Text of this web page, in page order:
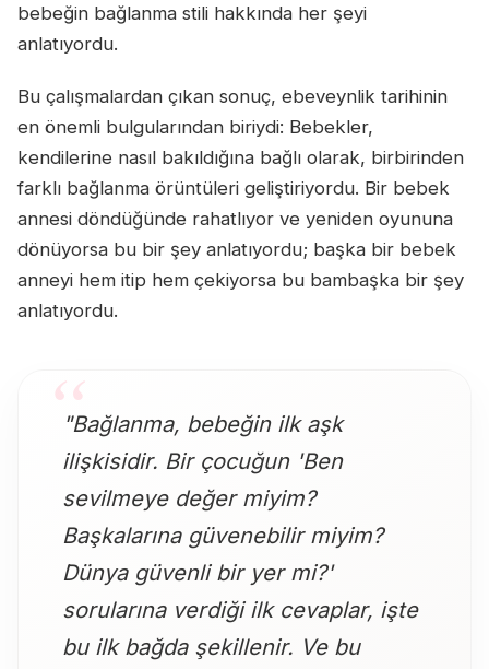
bebeğin bağlanma stili hakkında her şeyi
anlatıyordu.
Bu çalışmalardan çıkan sonuç, ebeveynlik tarihinin
en önemli bulgularından biriydi: Bebekler,
kendilerine nasıl bakıldığına bağlı olarak, birbirinden
farklı bağlanma örüntüleri geliştiriyordu. Bir bebek
annesi döndüğünde rahatlıyor ve yeniden oyununa
dönüyorsa bu bir şey anlatıyordu; başka bir bebek
anneyi hem itip hem çekiyorsa bu bambaşka bir şey
anlatıyordu.
"Bağlanma, bebeğin ilk aşk
ilişkisidir. Bir çocuğun 'Ben
sevilmeye değer miyim?
Başkalarına güvenebilir miyim?
Dünya güvenli bir yer mi?'
sorularına verdiği ilk cevaplar, işte
bu ilk bağda şekillenir. Ve bu